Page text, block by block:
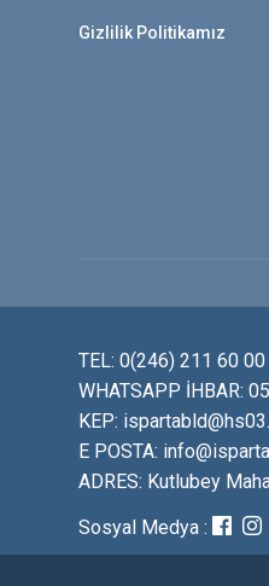
Gizlilik Politikamız
TEL: 0(246) 211 60 00
WHATSAPP İHBAR:
KEP:
E POSTA:
ADRES: Kutlubey
Sosyal Medya :